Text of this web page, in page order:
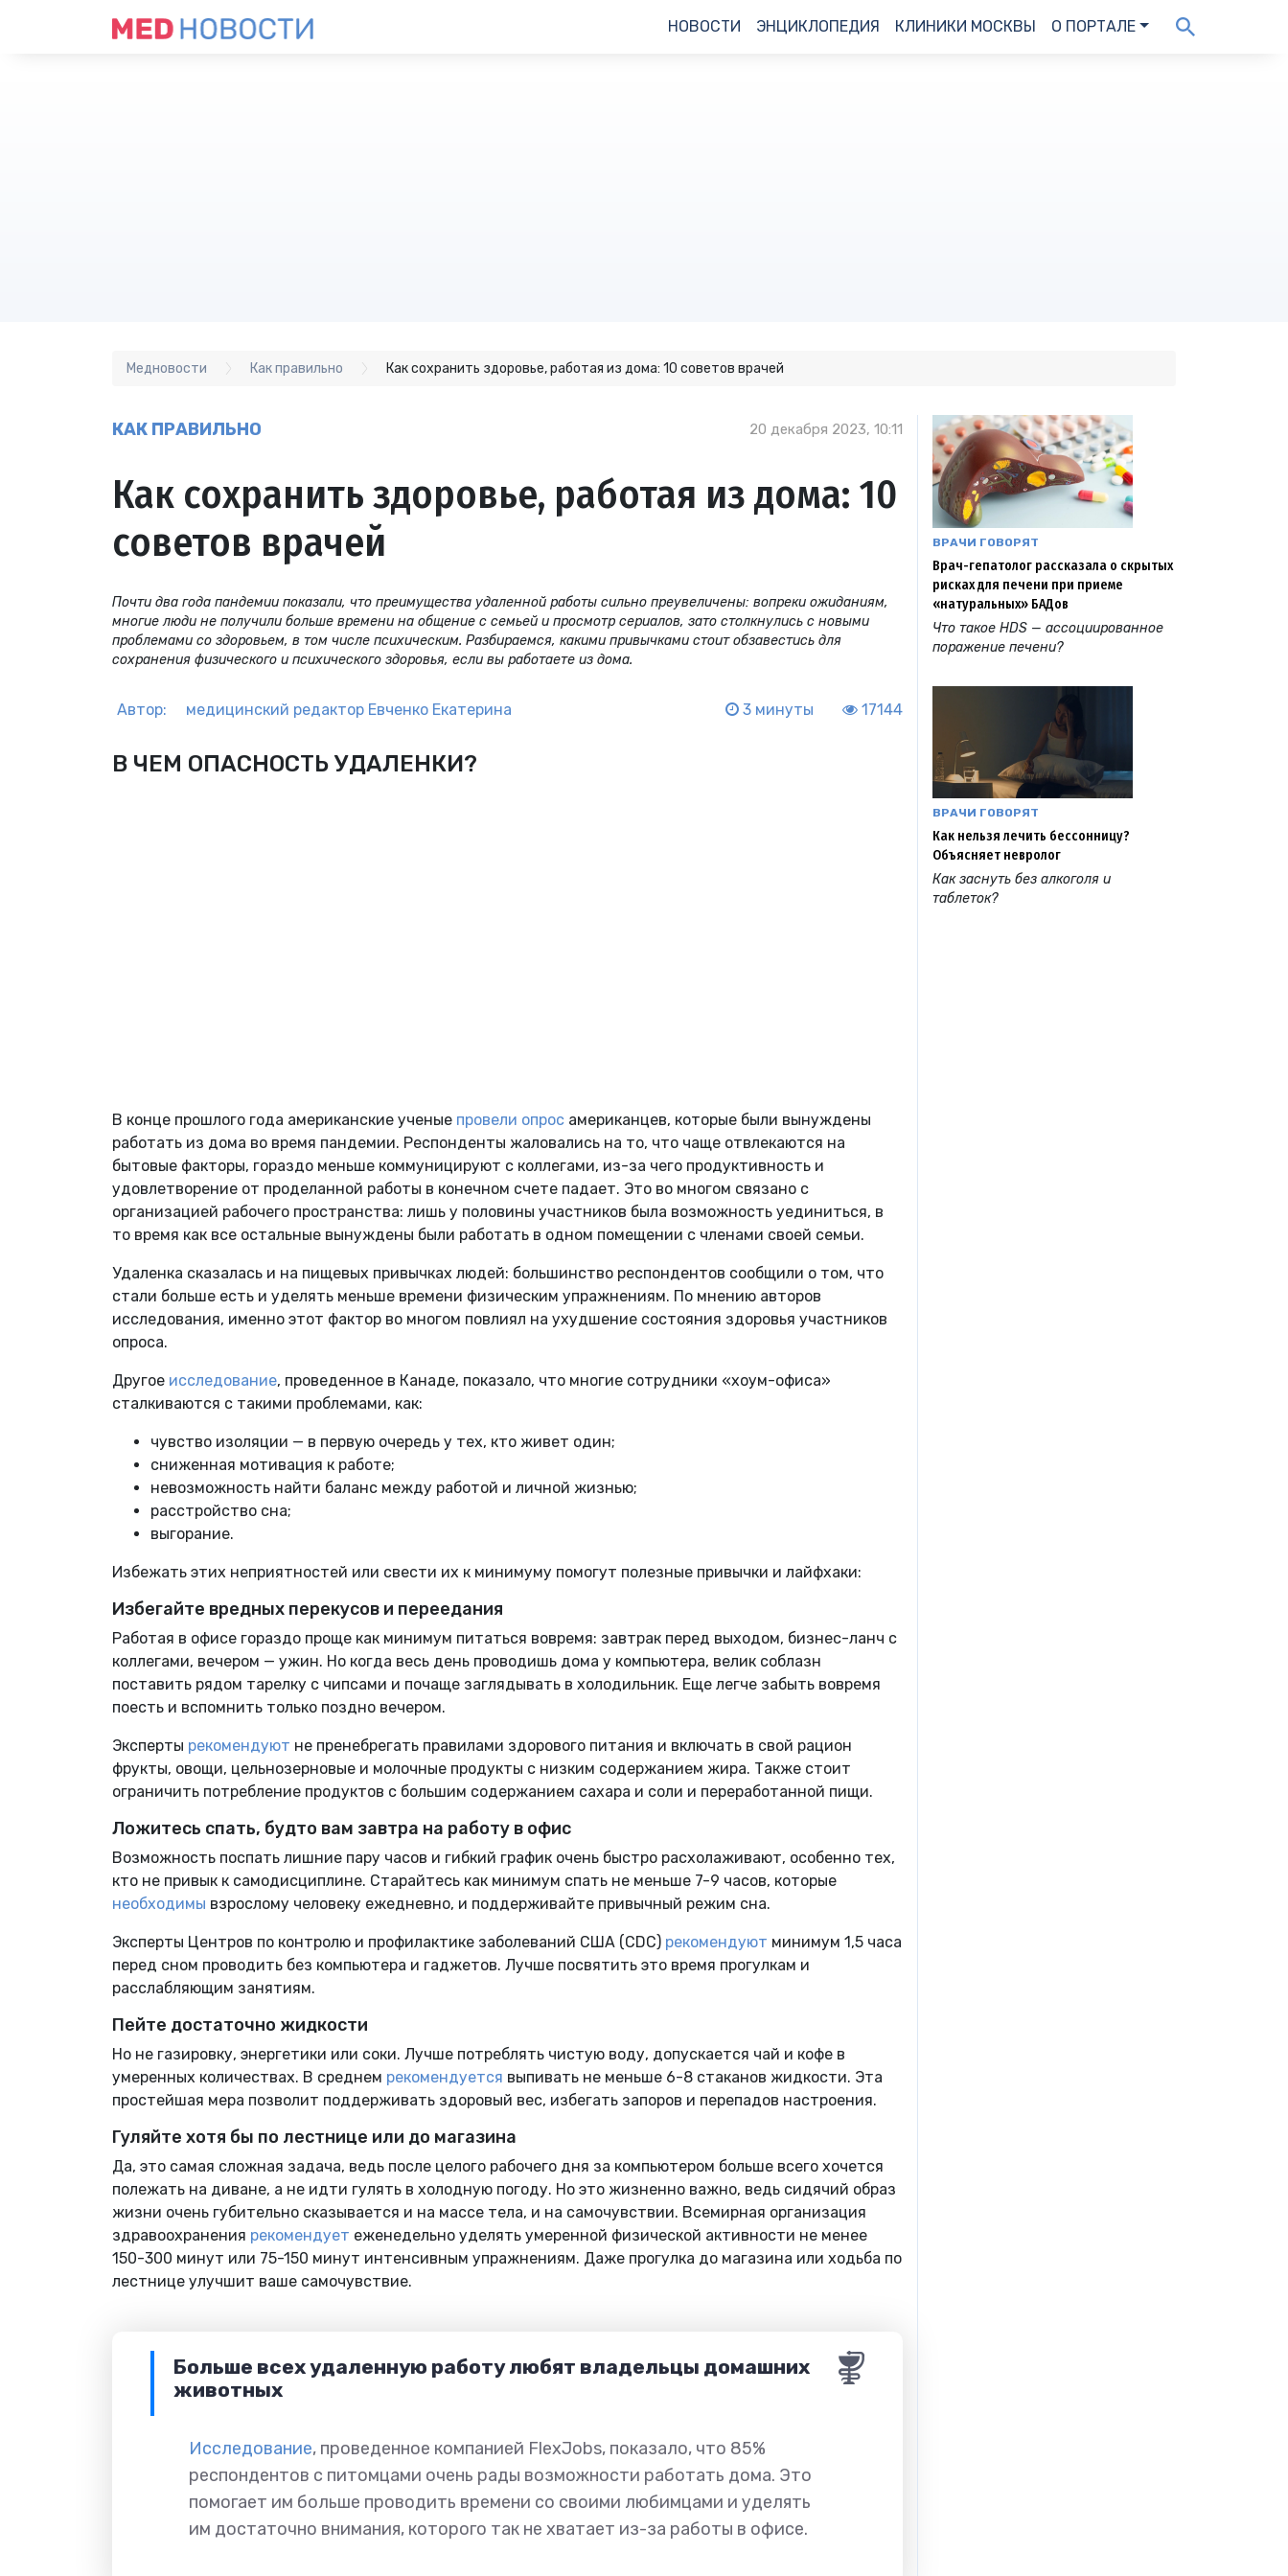
НОВОСТИ ЭНЦИКЛОПЕДИЯ КЛИНИКИ МОСКВЫ О ПОРТАЛЕ
Медновости Как правильно Как сохранить здоровье, работая из дома: 10 советов врачей
КАК ПРАВИЛЬНО 20 декабря 2023, 10:11
Как сохранить здоровье, работая из дома: 10
советов врачей
Почти два года пандемии показали, что преимущества удаленной работы сильно преувеличены: вопреки ожиданиям,
многие люди не получили больше времени на общение с семьей и просмотр сериалов, зато столкнулись с новыми
проблемами со здоровьем, в том числе психическим. Разбираемся, какими привычками стоит обзавестись для
сохранения физического и психического здоровья, если вы работаете из дома.
Автор: медицинский редактор Евченко Екатерина 3 минуты 17144
В ЧЕМ ОПАСНОСТЬ УДАЛЕНКИ?
В конце прошлого года американские ученые провели опрос американцев, которые были вынуждены
работать из дома во время пандемии. Респонденты жаловались на то, что чаще отвлекаются на
бытовые факторы, гораздо меньше коммуницируют с коллегами, из-за чего продуктивность и
удовлетворение от проделанной работы в конечном счете падает. Это во многом связано с
организацией рабочего пространства: лишь у половины участников была возможность уединиться, в
то время как все остальные вынуждены были работать в одном помещении с членами своей семьи.
Удаленка сказалась и на пищевых привычках людей: большинство респондентов сообщили о том, что
стали больше есть и уделять меньше времени физическим упражнениям. По мнению авторов
исследования, именно этот фактор во многом повлиял на ухудшение состояния здоровья участников
опроса.
Другое исследование, проведенное в Канаде, показало, что многие сотрудники «хоум-офиса»
сталкиваются с такими проблемами, как:
чувство изоляции — в первую очередь у тех, кто живет один;
сниженная мотивация к работе;
невозможность найти баланс между работой и личной жизнью;
расстройство сна;
выгорание.
Избежать этих неприятностей или свести их к минимуму помогут полезные привычки и лайфхаки:
Избегайте вредных перекусов и переедания
Работая в офисе гораздо проще как минимум питаться вовремя: завтрак перед выходом, бизнес-ланч с
коллегами, вечером — ужин. Но когда весь день проводишь дома у компьютера, велик соблазн
поставить рядом тарелку с чипсами и почаще заглядывать в холодильник. Еще легче забыть вовремя
поесть и вспомнить только поздно вечером.
Эксперты рекомендуют не пренебрегать правилами здорового питания и включать в свой рацион
фрукты, овощи, цельнозерновые и молочные продукты с низким содержанием жира. Также стоит
ограничить потребление продуктов с большим содержанием сахара и соли и переработанной пищи.
Ложитесь спать, будто вам завтра на работу в офис
Возможность поспать лишние пару часов и гибкий график очень быстро расхолаживают, особенно тех,
кто не привык к самодисциплине. Старайтесь как минимум спать не меньше 7-9 часов, которые
необходимы взрослому человеку ежедневно, и поддерживайте привычный режим сна.
Эксперты Центров по контролю и профилактике заболеваний США (CDC) рекомендуют минимум 1,5 часа
перед сном проводить без компьютера и гаджетов. Лучше посвятить это время прогулкам и
расслабляющим занятиям.
Пейте достаточно жидкости
Но не газировку, энергетики или соки. Лучше потреблять чистую воду, допускается чай и кофе в
умеренных количествах. В среднем рекомендуется выпивать не меньше 6-8 стаканов жидкости. Эта
простейшая мера позволит поддерживать здоровый вес, избегать запоров и перепадов настроения.
Гуляйте хотя бы по лестнице или до магазина
Да, это самая сложная задача, ведь после целого рабочего дня за компьютером больше всего хочется
полежать на диване, а не идти гулять в холодную погоду. Но это жизненно важно, ведь сидячий образ
жизни очень губительно сказывается и на массе тела, и на самочувствии. Всемирная организация
здравоохранения рекомендует еженедельно уделять умеренной физической активности не менее
150-300 минут или 75-150 минут интенсивным упражнениям. Даже прогулка до магазина или ходьба по
лестнице улучшит ваше самочувствие.
Больше всех удаленную работу любят владельцы домашних
животных
Исследование, проведенное компанией FlexJobs, показало, что 85%
респондентов с питомцами очень рады возможности работать дома. Это
помогает им больше проводить времени со своими любимцами и уделять
им достаточно внимания, которого так не хватает из-за работы в офисе.
ВРАЧИ ГОВОРЯТ
Врач-гепатолог рассказала о скрытых
рисках для печени при приеме
«натуральных» БАДов
Что такое HDS — ассоциированное
поражение печени?
ВРАЧИ ГОВОРЯТ
Как нельзя лечить бессонницу?
Объясняет невролог
Как заснуть без алкоголя и
таблеток?